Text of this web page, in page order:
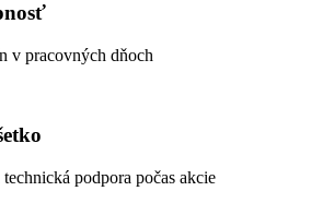
v pracovných dňoch
podpora počas akcie